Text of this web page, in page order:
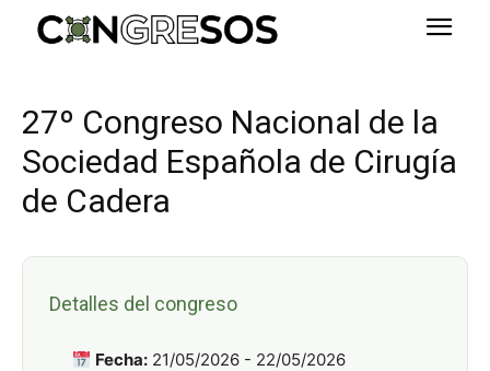
27º Congreso Nacional de la
Sociedad Española de Cirugía
de Cadera
Detalles del congreso
Fecha: 21/05/2026 - 22/05/2026